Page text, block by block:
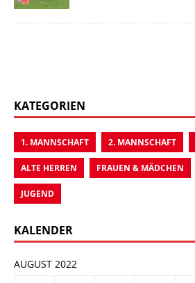
KATEGORIEN
1. MANNSCHAFT 2. MANNSCHAFT
ALTE HERREN FRAUEN & MÄDCHEN
JUGEND
KALENDER
AUGUST 2022